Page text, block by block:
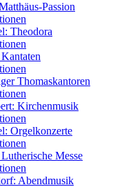
Passion
Theodora
Thomaskantoren
Kirchenmusik
Orgelkonzerte
Messe
Abendmusik